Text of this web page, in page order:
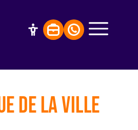
de la Ville